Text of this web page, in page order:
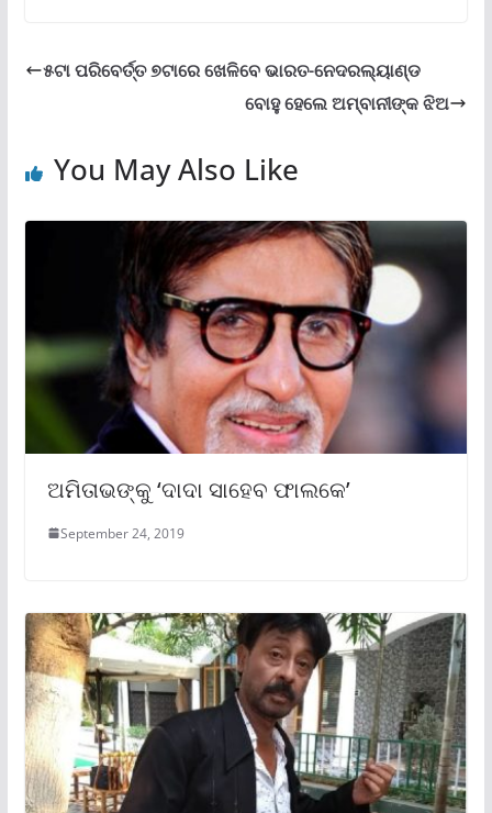
୫ଟା ପରିବେର୍ତ୍ତ ୭ଟାରେ ଖେଳିବେ ଭାରତ-ନେଦରଲ୍ୟାଣ୍ଡ
ବୋହୁ ହେଲେ ଅମ୍ବାନୀଙ୍କ ଝିଅ
You May Also Like
ଅମିତାଭଙ୍କୁ ‘ଦାଦା ସାହେବ ଫାଲକେ’
September 24, 2019